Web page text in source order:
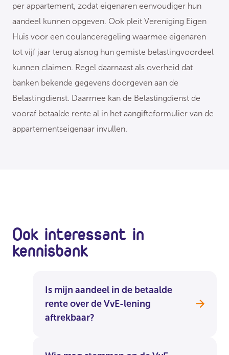
per appartement, zodat eigenaren eenvoudiger hun
aandeel kunnen opgeven. Ook pleit Vereniging Eigen
Huis voor een coulanceregeling waarmee eigenaren
tot vijf jaar terug alsnog hun gemiste belastingvoordeel
kunnen claimen. Regel daarnaast als overheid dat
banken bekende gegevens doorgeven aan de
Belastingdienst. Daarmee kan de Belastingdienst de
vooraf betaalde rente al in het aangifteformulier van de
appartementseigenaar invullen.
Ook interessant in
kennisbank
Is mijn aandeel in de betaalde
rente over de VvE-lening
aftrekbaar?